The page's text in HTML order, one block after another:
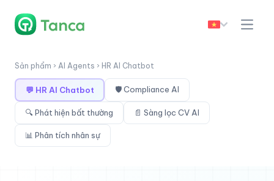
Sản phẩm › AI Agents › HR AI Chatbot
💬 HR AI Chatbot 🛡 Compliance AI
🔍 Phát hiện bất thường 📄 Sàng lọc CV AI
📊 Phân tích nhân sự